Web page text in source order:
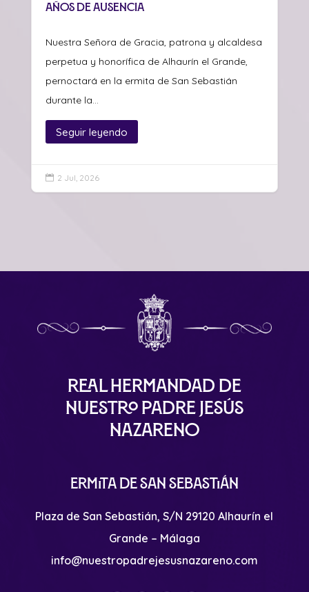
años de ausencia
Nuestra Señora de Gracia, patrona y alcaldesa
perpetua y honorífica de Alhaurín el Grande,
pernoctará en la ermita de San Sebastián
durante la...
Seguir leyendo
 2 Jul, 2026
Real Hermandad de
Nuestro Padre Jesús
Nazareno
Ermita de San Sebastián
Plaza de San Sebastián, S/N 29120 Alhaurín el
Grande – Málaga
info@nuestropadrejesusnazareno.com